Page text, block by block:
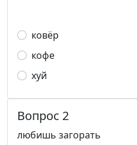
ковёр
кофе
хуй
Вопрос 2
любишь загорать